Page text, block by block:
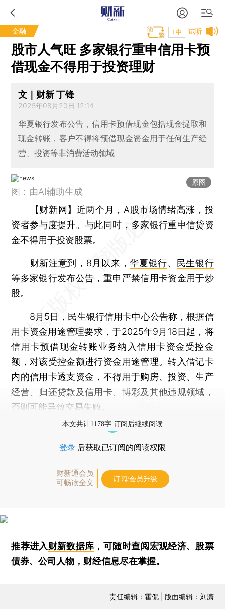
金融 试听
T中
股市人气旺 多家银行重申信用卡预
借现金不得用于投资理财
文｜财新 丁锋
2025年08月20日 12:14
华夏银行发布公告，信用卡预借现金包括现金提取和
现金转账，客户不得将预借现金资金用于任何生产经
营、投资等非消费活动领域
原图
图：由AI辅助生成
【财新网】 近两个月， A股市场情绪高涨，投
资者参与度提升。与此同时，多家银行重申信贷资
金不得用于投资股票。
财新注意到，8月以来，华夏银行、
民生银行
等多家银行发布公告，重申严禁信用卡资金用于炒
股。
8月5日，民生银行信用卡中心公告称，根据信
用卡资金用途管理要求，于2025年9月18日起，将
信用卡预借现金转账业务纳入信用卡资金受控金
额，对该受控金额进行资金用途管理。转入借记卡
内的信用卡透支资金，不得用于购房、投资、生产
经营、归还贷款及信用卡、博彩及其他违规领域，
否则可能导致交易失败。
本文共计1178字 订阅后继续阅读
登录 后获取已订阅的阅读权限
财新通会员
可畅读全文
订阅/会员升级
推荐进入财新数据库 ，可随时查阅宏观经济、股票
债券、公司人物，财经信息尽在掌握。
责任编辑：霍侃 | 版面编辑：刘潇